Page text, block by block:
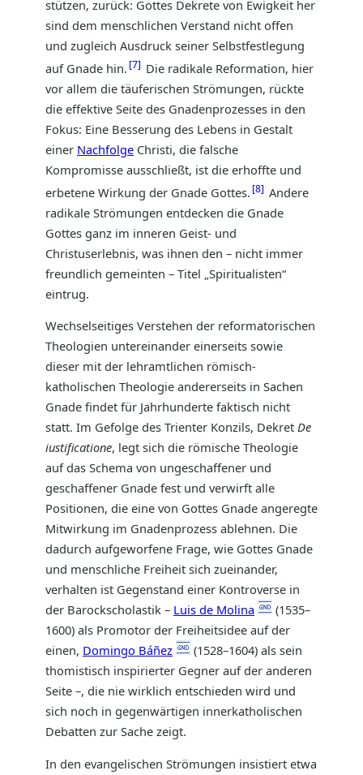
stützen, zurück: Gottes Dekrete von Ewigkeit her
sind dem menschlichen Verstand nicht offen
und zugleich Ausdruck seiner Selbstfestlegung
auf Gnade hin. 7
Die radikale Reformation, hier
vor allem die täuferischen Strömungen, rückte
die effektive Seite des Gnadenprozesses in den
Fokus: Eine Besserung des Lebens in Gestalt
einer Nachfolge Christi, die falsche
Kompromisse ausschließt, ist die erhoffte und
erbetene Wirkung der Gnade Gottes. 8 Andere
radikale Strömungen entdecken die Gnade
Gottes ganz im inneren Geist- und
Christuserlebnis, was ihnen den – nicht immer
freundlich gemeinten – Titel „Spiritualisten“
eintrug.
Wechselseitiges Verstehen der reformatorischen
Theologien untereinander einerseits sowie
dieser mit der lehramtlichen römisch-
katholischen Theologie andererseits in Sachen
Gnade findet für Jahrhunderte faktisch nicht
statt. Im Gefolge des Trienter Konzils, Dekret De
iustificatione, legt sich die römische Theologie
auf das Schema von ungeschaffener und
geschaffener Gnade fest und verwirft alle
Positionen, die eine von Gottes Gnade angeregte
Mitwirkung im Gnadenprozess ablehnen. Die
dadurch aufgeworfene Frage, wie Gottes Gnade
und menschliche Freiheit sich zueinander,
verhalten ist Gegenstand einer Kontroverse in
der Barockscholastik – Luis de Molina
(1535–
1600) als Promotor der Freiheitsidee auf der
einen, Domingo Báñez
(1528–1604) als sein
thomistisch inspirierter Gegner auf der anderen
Seite –, die nie wirklich entschieden wird und
sich noch in gegenwärtigen innerkatholischen
Debatten zur Sache zeigt.
In den evangelischen Strömungen insistiert etwa